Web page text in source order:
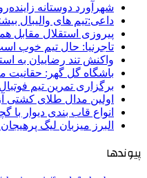
شهرآورد دوستانه
داعی:تیم های والیبال
پیروزی استقلال مقابل
تاجرنیا: حال تیم خوب
واکنش تند رضاییان به
باشگاه گل گهر: حقانیت
برگزاری تمرین تیم
اولین مدال طلای کشتی
انواع قاب بندی دیوار
البرز میزبان لیگ
پیوندها